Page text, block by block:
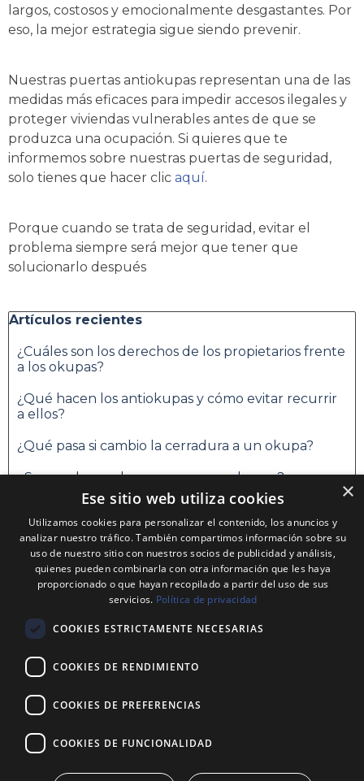
largos, costosos y emocionalmente desgastantes. Por
eso, la mejor estrategia sigue siendo prevenir.
Nuestras puertas antiokupas representan una de las
medidas más eficaces para impedir accesos ilegales y
proteger viviendas vulnerables antes de que se
produzca una ocupación. Si quieres que te
informemos sobre nuestras puertas de seguridad,
solo tienes que hacer clic aquí.
Porque cuando se trata de seguridad, evitar el
problema siempre será mejor que tener que
solucionarlo después
Saltar el bloque Artículos recientes
Artículos recientes
¿Cuáles son los derechos de los propietarios frente
a los okupas?
¿Qué hacen los antiokupas y cómo evitar recurrir
a ellos?
¿Qué pasa si cambio la cerradura a un okupa?
¿Se puede vender una casa con okupas?
Saltar el bloque Categorías
Categorías
Alquiler puertas antiokupas
Caracteristicas Puertas Antiokupas
Instalación Puertas Antiokupas
Normativa Puertas Antiokupas
Todas las categorías
Legal
×
Ese sitio web utiliza cookies
Utilizamos cookies para personalizar el contenido, los anuncios y
analizar nuestro tráfico. También compartimos información sobre su
uso de nuestro sitio con nuestros socios de publicidad y análisis,
quienes pueden combinarla con otra información que les haya
proporcionado o que hayan recopilado a partir del uso de sus
servicios. Política de privacidad
COOKIES ESTRICTAMENTE NECESARIAS
COOKIES DE RENDIMIENTO
COOKIES DE PREFERENCIAS
COOKIES DE FUNCIONALIDAD